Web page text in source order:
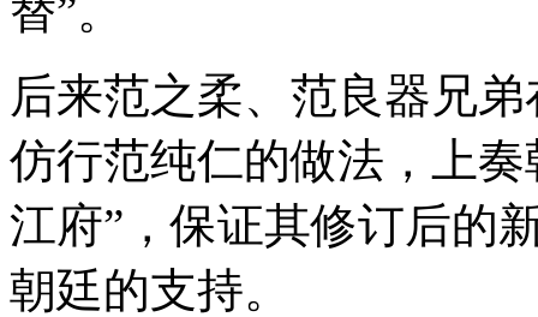
替”。
后来范之柔、范良器兄
仿行范纯仁的做法，上
江府”，保证其修订后的
朝廷的支持。